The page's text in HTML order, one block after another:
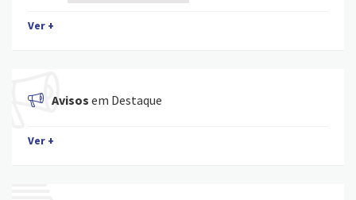
Ver +
Avisos em Destaque
Ver +